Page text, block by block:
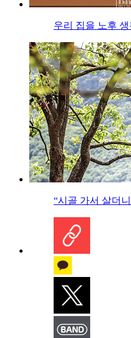
우리 집을 노후
“시골 가서 살더